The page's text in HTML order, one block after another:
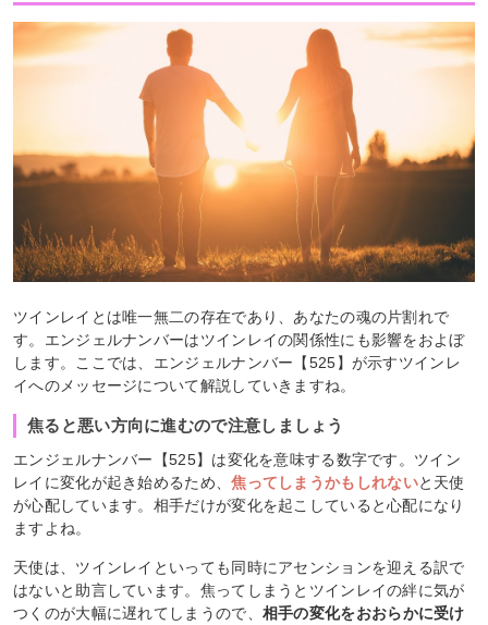
ツインレイとは唯一無二の存在であり、あなたの魂の片割れで
す。エンジェルナンバーはツインレイの関係性にも影響をおよぼ
します。ここでは、エンジェルナンバー【525】が示すツインレ
イへのメッセージについて解説していきますね。
焦ると悪い方向に進むので注意しましょう
エンジェルナンバー【525】は変化を意味する数字です。ツイン
レイに変化が起き始めるため、焦ってしまうかもしれないと天使
が心配しています。相手だけが変化を起こしていると心配になり
ますよね。
天使は、ツインレイといっても同時にアセンションを迎える訳で
はないと助言しています。焦ってしまうとツインレイの絆に気が
つくのが大幅に遅れてしまうので、 相手の変化をおおらかに受け